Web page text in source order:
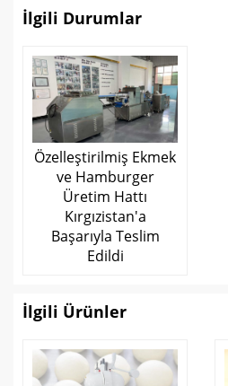
İlgili Durumlar
Özelleştirilmiş Ekmek
ve Hamburger
Üretim Hattı
Kırgızistan'a
Başarıyla Teslim
Edildi
İlgili Ürünler